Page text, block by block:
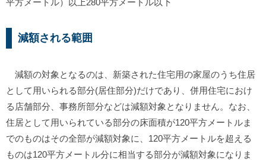
減額される範囲
減額の対象となるのは、新築された住宅用の家屋のうち住居
として用いられる部分(居住部分)だけであり、併用住宅におけ
る店舗部分、事務所部分などは減額対象となりません。なお、
住居として用いられている部分の床面積が120平方メートルま
でのものはその全部が減額対象に、120平方メートルを超える
ものは120平方メートル分に相当する部分が減額対象になりま